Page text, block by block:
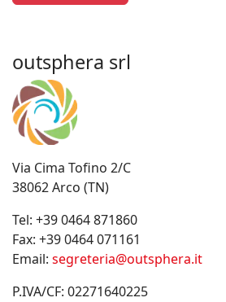
outsphera srl
Via Cima Tofino 2/C
38062 Arco (TN)
Tel: +39 0464 871860
Fax: +39 0464 071161
Email: segreteria@outsphera.it
P.IVA/CF: 02271640225